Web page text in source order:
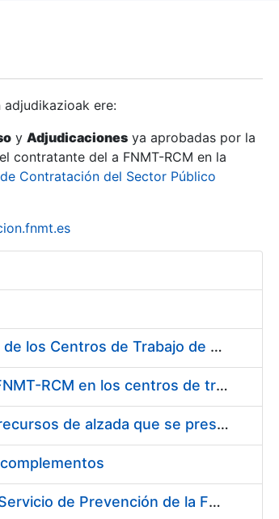
ere:
y Adjudicaciones ya aprobadas por la
contratante del a FNMT-RCM en la
Contratación del Sector Público
Suministro de Protectores Auditivos a medida para las personas trabajadoras de los Centros de Trabajo de Madrid y Burgos
Suministro de gafas graduadas antiproyecciones para los trabajadores de la FNMT-RCM en los centros de trabajo de Madrid y Burgos
Servicios de una empresa externa para el asesoramiento y resolución de los recursos de alzada que se presentan relacionados con procesos de selección para la FNMT-RCM
Servicio de Calibración y Verificación Externa de los Equipos de Medición del Servicio de Prevención de la FNMT-RCM